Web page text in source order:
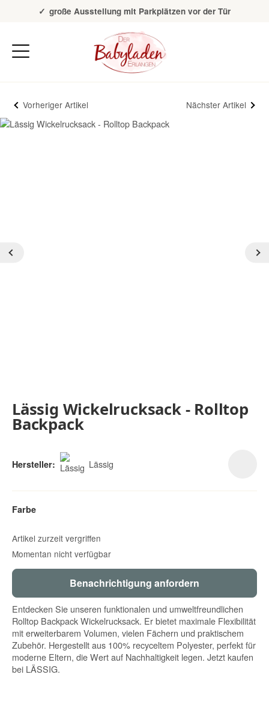
Über 20 Jahre Erfahrung
große Ausstellung mit Parkplätzen vor der Tür
Vorheriger Artikel Nächster Artikel
Lässig Wickelrucksack - Rolltop
Backpack
Hersteller: Lässig
Farbe
Artikel zurzeit vergriffen
Momentan nicht verfügbar
Benachrichtigung anfordern
Entdecken Sie unseren funktionalen und umweltfreundlichen
Rolltop Backpack Wickelrucksack. Er bietet maximale Flexibilität
mit erweiterbarem Volumen, vielen Fächern und praktischem
Zubehör. Hergestellt aus 100% recyceltem Polyester, perfekt für
moderne Eltern, die Wert auf Nachhaltigkeit legen. Jetzt kaufen
bei LÄSSIG.